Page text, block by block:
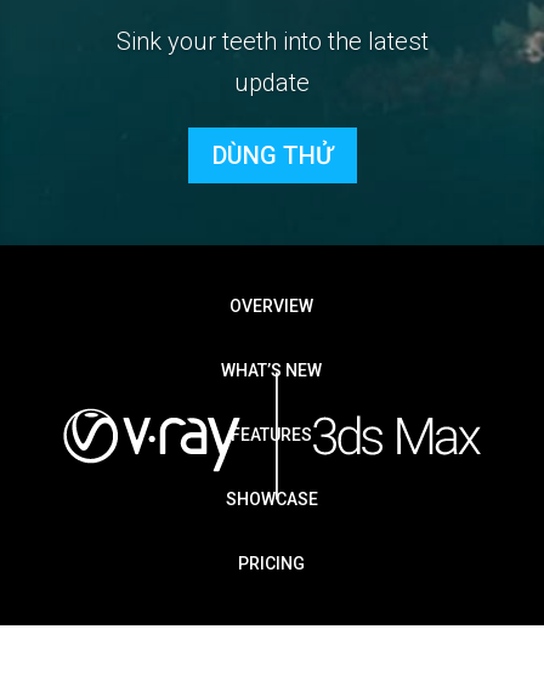
Sink your teeth into the latest
update
DÙNG THỬ
OVERVIEW
WHAT’S NEW
FEATURES
SHOWCASE
PRICING